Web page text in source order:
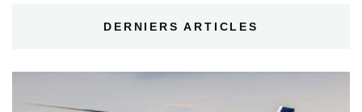
DERNIERS ARTICLES